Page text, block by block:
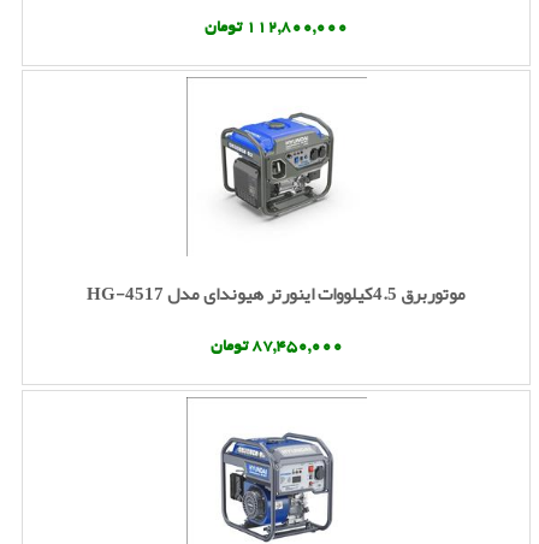
112,800,000 تومان
موتوربرق 4.5کیلووات اینورتر هیوندای مدل HG-4517
87,450,000 تومان